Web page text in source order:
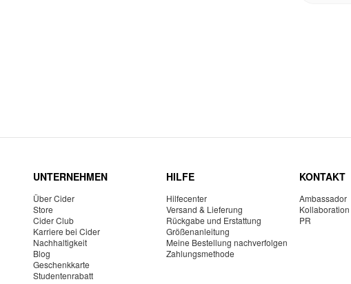
UNTERNEHMEN
Über Cider
Store
Cider Club
Karriere bei Cider
Nachhaltigkeit
Blog
Geschenkkarte
Studentenrabatt
HILFE
Hilfecenter
Versand & Lieferung
Rückgabe und Erstattung
Größenanleitung
Meine Bestellung nachverfolgen
Zahlungsmethode
KONTAKT
Ambassador
Kollaboration
PR